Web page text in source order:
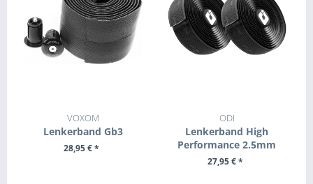
VOXOM
Lenkerband Gb3
28,95 € *
ODI
Lenkerband High
Performance 2.5mm
27,95 € *